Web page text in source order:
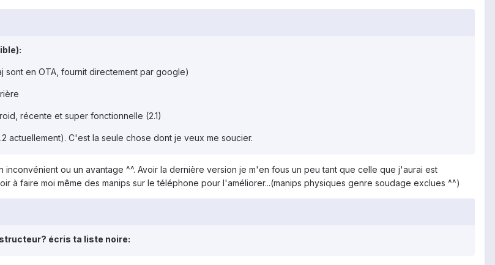
en OTA, fournit directement par google)
récente et super fonctionnelle (2.1)
actuellement). C'est la seule chose dont je veux me soucier.
ou un avantage ^^. Avoir la dernière version je m'en fous un peu tant que celle que j'aurai est
à faire moi même des manips sur le téléphone pour l'améliorer...(manips physiques genre soudage exclues ^^)
écris ta liste noire: